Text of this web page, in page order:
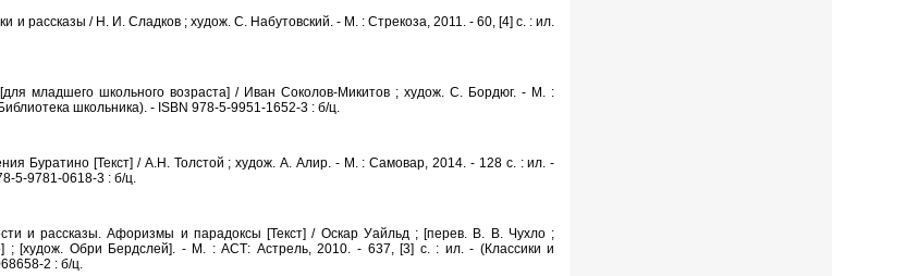
и рассказы / Н. И. Сладков ; худож. С. Набутовский. - М. : Стрекоза, 2011. - 60, [4] с. : ил.
младшего школьного возраста] / Иван Соколов-Микитов ; худож. С. Бордюг. - М. :
школьника). - ISBN 978-5-9951-1652-3 : б/ц.
Буратино [Текст] / А.Н. Толстой ; худож. А. Алир. - М. : Самовар, 2014. - 128 с. : ил. -
5-9781-0618-3 : б/ц.
и рассказы. Афоризмы и парадоксы [Текст] / Оскар Уайльд ; [перев. В. В. Чухло ;
; [худож. Обри Бердслей]. - М. : АСТ: Астрель, 2010. - 637, [3] с. : ил. - (Классики и
2 : б/ц.